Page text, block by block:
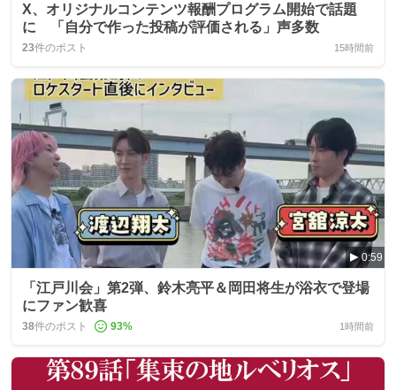
X、オリジナルコンテンツ報酬プログラム開始で話題
に 「自分で作った投稿が評価される」声多数
23件のポスト 15時間前
0:59
「江戸川会」第2弾、鈴木亮平＆岡田将生が浴衣で登場
にファン歓喜
38件のポスト 93% 1時間前